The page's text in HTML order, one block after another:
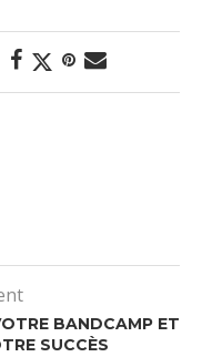
BANDCAMP ET
SUCCÈS